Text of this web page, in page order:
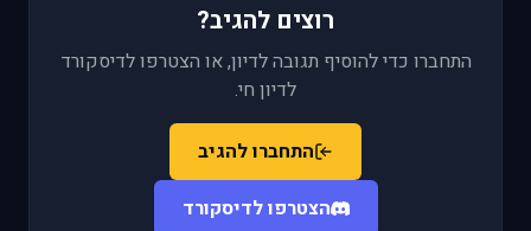
רוצים להגיב?
התחברו כדי להוסיף תגובה לדיון, או הצטרפו לדיסקורד
לדיון חי.
התחברו להגיב
הצטרפו לדיסקורד